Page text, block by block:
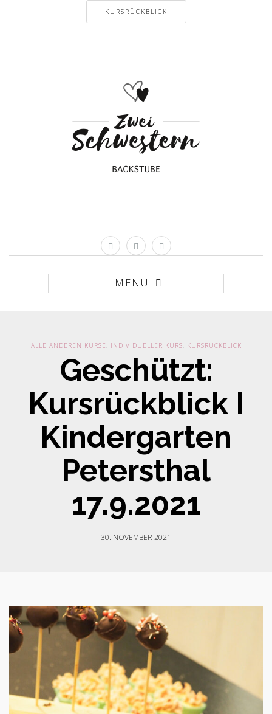
KURSRÜCKBLICK
MENU
ALLE ANDEREN KURSE, INDIVIDUELLER KURS, KURSRÜCKBLICK
Geschützt:
Kursrückblick I
Kindergarten
Petersthal
17.9.2021
30. NOVEMBER 2021